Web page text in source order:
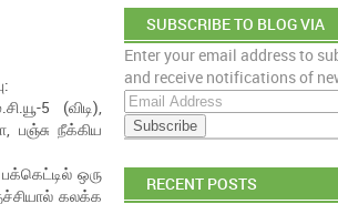
5 (விடி),
பஞ்சு நீக்கிய
ஒரு
கலக்க
SUBSCRIBE TO BLOG VIA
EMAIL
Enter your email address to
and receive notifications of
E
m
a
i
RECENT POSTS